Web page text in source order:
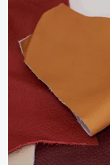
Bildgalerie
springen